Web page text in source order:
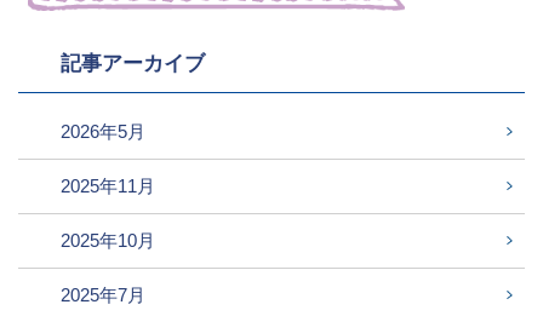
記事アーカイブ
2026年5月
2025年11月
2025年10月
2025年7月